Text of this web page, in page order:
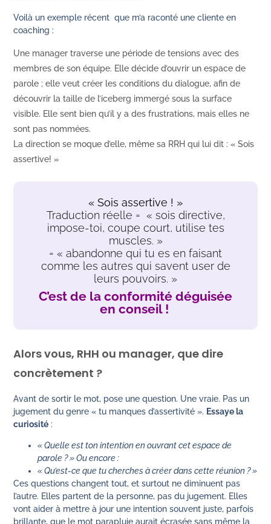
Voilà un exemple récent que m’a raconté une cliente en
coaching :
Une manager traverse une période de tensions avec des
membres de son équipe. Elle décide d’ouvrir un espace de
parole ; elle veut créer les conditions du dialogue, afin de
découvrir la taille de l’iceberg immergé sous la surface
visible. Elle sent bien qu’il y a des frustrations, mais elles ne
sont pas nommées.
La direction se moque d’elle, même sa RRH qui lui dit : « Sois
assertive! »
« Sois assertive ! »
Traduction réelle = « sois directive,
impose-toi, coupe court, utilise tes
muscles. »
= « abandonne qui tu es en faisant
comme les autres qui savent user de
leurs pouvoirs. »
C’est de la conformité déguisée
en conseil !
Alors vous, RHH ou manager, que dire
concrètement ?
Avant de sortir le mot, pose une question. Une vraie. Pas un
jugement du genre « tu manques d’assertivité ». Essaye la
curiosité :
« Quelle est ton intention en ouvrant cet espace de
parole ? » Ou encore :
« Qu’est-ce que tu cherches à créer dans cette réunion ? »
Ces questions changent tout, et surtout ne diminuent pas
l’autre. Elles partent de la personne, pas du jugement. Elles
vont aider à mettre à jour une intention souvent juste, parfois
brillante, que le mot parapluie aurait écrasée sans même la